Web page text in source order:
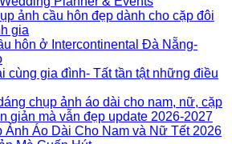
ảnh cầu hôn đẹp dành cho cặp đôi
gia
hôn ở Intercontinental Đà Nẵng-
cùng gia đình- Tất tần tật những điều
chụp ảnh áo dài cho nam, nữ, cặp
giản mà vẫn đẹp update 2026-2027
Ảnh Áo Dài Cho Nam và Nữ Tết 2026